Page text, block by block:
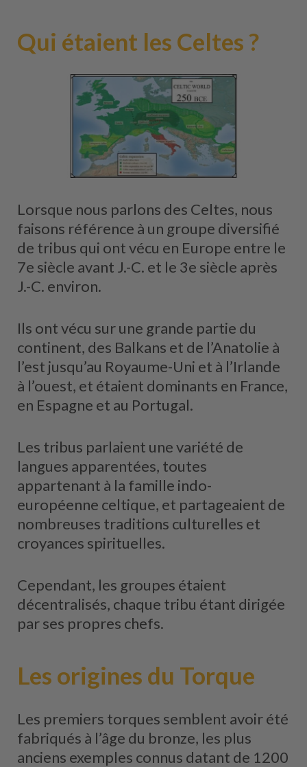
Qui étaient les Celtes ?
Lorsque nous parlons des Celtes, nous
faisons référence à un groupe diversifié
de tribus qui ont vécu en Europe entre le
7e siècle avant J.-C. et le 3e siècle après
J.-C. environ.
Ils ont vécu sur une grande partie du
continent, des Balkans et de l’Anatolie à
l’est jusqu’au Royaume-Uni et à l’Irlande
à l’ouest, et étaient dominants en France,
en Espagne et au Portugal.
Les tribus parlaient une variété de
langues apparentées, toutes
appartenant à la famille indo-
européenne celtique, et partageaient de
nombreuses traditions culturelles et
croyances spirituelles.
Cependant, les groupes étaient
décentralisés, chaque tribu étant dirigée
par ses propres chefs.
Les origines du Torque
Les premiers torques semblent avoir été
fabriqués à l’âge du bronze, les plus
anciens exemples connus datant de 1200